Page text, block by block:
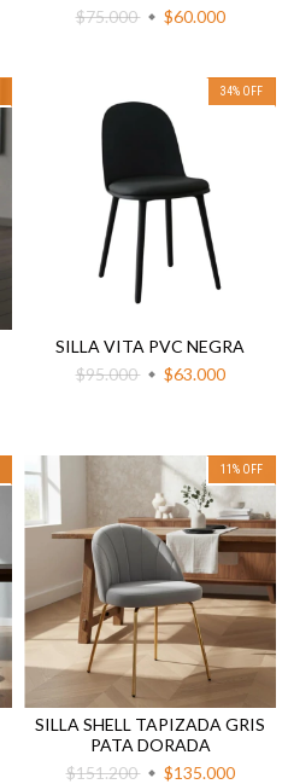
$75.000
$60.000
34% OFF
SILLA VITA PVC NEGRA
$95.000
$63.000
11 % OFF
SILLA SHELL TAPIZADA GRIS
PATA DORADA
$151.200
$135.000